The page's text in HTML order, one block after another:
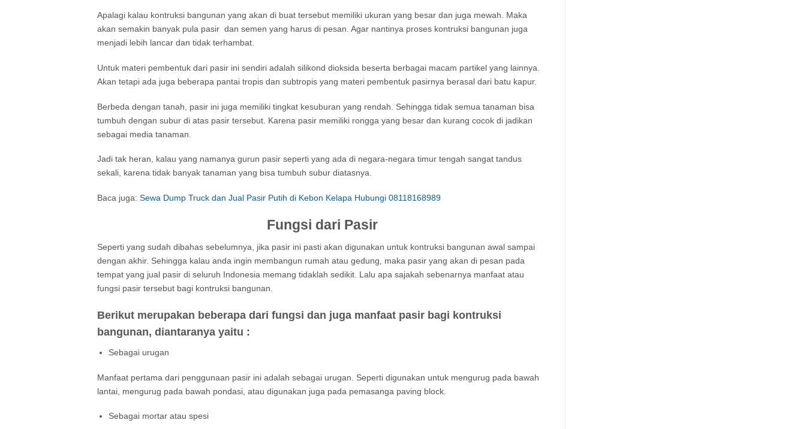
Apalagi kalau kontruksi bangunan yang akan di buat tersebut memiliki ukuran yang besar dan juga mewah. Maka
akan semakin banyak pula pasir dan semen yang harus di pesan. Agar nantinya proses kontruksi bangunan juga
menjadi lebih lancar dan tidak terhambat.
Untuk materi pembentuk dari pasir ini sendiri adalah silikond dioksida beserta berbagai macam partikel yang lainnya.
Akan tetapi ada juga beberapa pantai tropis dan subtropis yang materi pembentuk pasirnya berasal dari batu kapur.
Berbeda dengan tanah, pasir ini juga memiliki tingkat kesuburan yang rendah. Sehingga tidak semua tanaman bisa
tumbuh dengan subur di atas pasir tersebut. Karena pasir memiliki rongga yang besar dan kurang cocok di jadikan
sebagai media tanaman.
Jadi tak heran, kalau yang namanya gurun pasir seperti yang ada di negara-negara timur tengah sangat tandus
sekali, karena tidak banyak tanaman yang bisa tumbuh subur diatasnya.
Baca juga: Sewa Dump Truck dan Jual Pasir Putih di Kebon Kelapa Hubungi 08118168989
Fungsi dari Pasir
Seperti yang sudah dibahas sebelumnya, jika pasir ini pasti akan digunakan untuk kontruksi bangunan awal sampai
dengan akhir. Sehingga kalau anda ingin membangun rumah atau gedung, maka pasir yang akan di pesan pada
tempat yang jual pasir di seluruh Indonesia memang tidaklah sedikit. Lalu apa sajakah sebenarnya manfaat atau
fungsi pasir tersebut bagi kontruksi bangunan.
Berikut merupakan beberapa dari fungsi dan juga manfaat pasir bagi kontruksi
bangunan, diantaranya yaitu :
Sebagai urugan
Manfaat pertama dari penggunaan pasir ini adalah sebagai urugan. Seperti digunakan untuk mengurug pada bawah
lantai, mengurug pada bawah pondasi, atau digunakan juga pada pemasanga paving block.
Sebagai mortar atau spesi